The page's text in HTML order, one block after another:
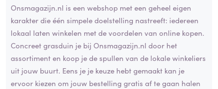
Onsmagazijn.nl is een webshop met een geheel eigen
karakter die één simpele doelstelling nastreeft: iedereen
lokaal laten winkelen met de voordelen van online kopen.
Concreet grasduin je bij Onsmagazijn.nl door het
assortiment en koop je de spullen van de lokale winkeliers
uit jouw buurt. Eens je je keuze hebt gemaakt kan je
ervoor kiezen om jouw bestelling gratis af te gaan halen